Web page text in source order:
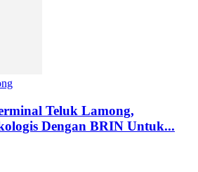
Teluk Lamong,
Dengan BRIN Untuk...